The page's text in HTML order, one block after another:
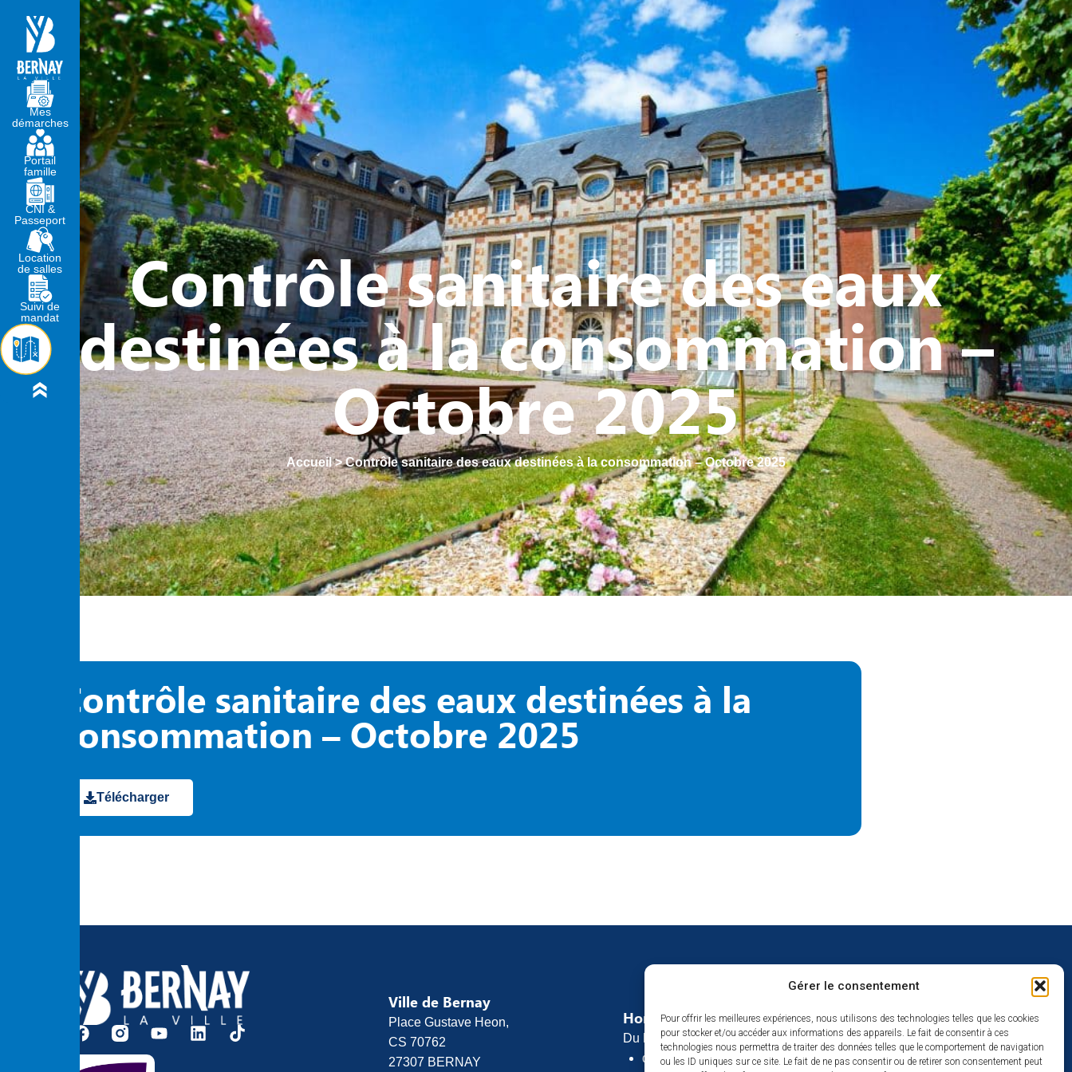
Gérer le consentement
Pour offrir les meilleures expériences, nous utilisons des technologies telles que les cookies
pour stocker et/ou accéder aux informations des appareils. Le fait de consentir à ces
technologies nous permettra de traiter des données telles que le comportement de navigation
ou les ID uniques sur ce site. Le fait de ne pas consentir ou de retirer son consentement peut
MA MAIRIE VIVRE À BERNAY ACTION SOCIALE VIE ASSOCIATIVE - SPORTIVE
Contrôle sanitaire des eaux
destinées à la consommation –
Octobre 2025
Accueil>Contrôle sanitaire des eaux destinées à la consommation – Octobre 2025
Contrôle sanitaire des eaux destinées à la
consommation – Octobre 2025
Télécharger
Mes
démarches
Portail
famille
CNI &
Passeport
Location
de salles
Suivi de
mandat
Ville de Bernay
Place Gustave Heon,
CS 70762
27307 BERNAY
Horaires d’ouverture
Du lundi au vendredi :
de 8h30 à 12h